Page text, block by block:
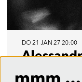
DO 21 JAN 27 20:00